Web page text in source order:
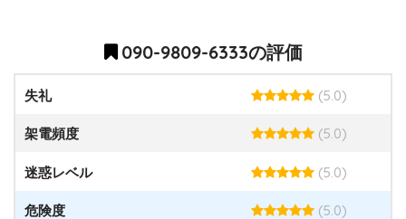
090-9809-6333の評価
失礼 (5.0)
架電頻度 (5.0)
迷惑レベル (5.0)
危険度 (5.0)